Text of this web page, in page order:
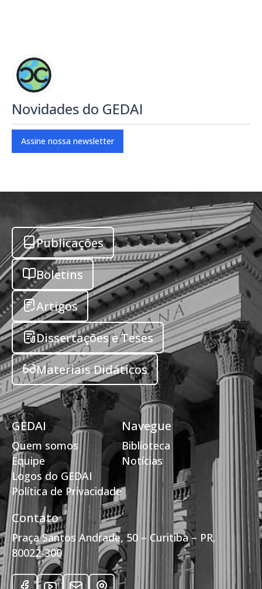
Novidades do GEDAI
Assine nossa newsletter
Publicações
Boletins
Artigos
Dissertações e Teses
Materiais Didáticos
GEDAI
Quem somos
Equipe
Logos do GEDAI
Política de Privacidade
Navegue
Biblioteca
Notícias
Contato
Praça Santos Andrade, 50 – Curitiba – PR,
80022-300